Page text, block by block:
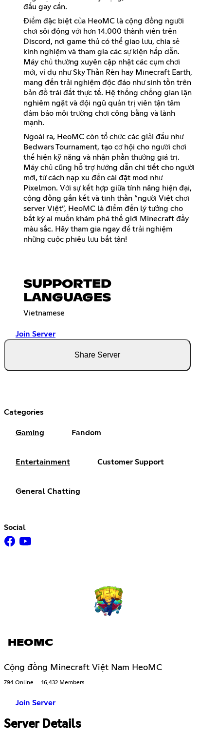
đấu gay cấn.
Điểm đặc biệt của HeoMC là cộng đồng người
chơi sôi động với hơn 14.000 thành viên trên
Discord, nơi game thủ có thể giao lưu, chia sẻ
kinh nghiệm và tham gia các sự kiện hấp dẫn.
Máy chủ thường xuyên cập nhật các cụm chơi
mới, ví dụ như Sky Thần Rèn hay Minecraft Earth,
mang đến trải nghiệm độc đáo như sinh tồn trên
bản đồ trái đất thực tế. Hệ thống chống gian lận
nghiêm ngặt và đội ngũ quản trị viên tận tâm
đảm bảo môi trường chơi công bằng và lành
mạnh.
Ngoài ra, HeoMC còn tổ chức các giải đấu như
Bedwars Tournament, tạo cơ hội cho người chơi
thể hiện kỹ năng và nhận phần thưởng giá trị.
Máy chủ cũng hỗ trợ hướng dẫn chi tiết cho người
mới, từ cách nạp xu đến cài đặt mod như
Pixelmon. Với sự kết hợp giữa tính năng hiện đại,
cộng đồng gắn kết và tinh thần “người Việt chơi
server Việt”, HeoMC là điểm đến lý tưởng cho
bất kỳ ai muốn khám phá thế giới Minecraft đầy
màu sắc. Hãy tham gia ngay để trải nghiệm
những cuộc phiêu lưu bất tận!
SUPPORTED
LANGUAGES
Vietnamese
Join Server
Share Server
Categories
Gaming Fandom
Entertainment Customer Support
General Chatting
Social
HEOMC
Cộng đồng Minecraft Việt Nam HeoMC
794 Online 16,432 Members
Join Server
Server Details